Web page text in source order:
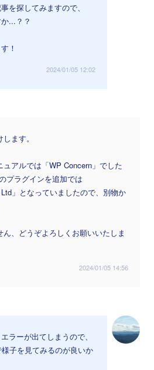
を探してみますので、
...？？
！
2024/01/05 12:02
ます。
ュアルでは「WP Concern」でした
プラグインを追加では
Ltd」となっていましたので、別物か
ん、どうぞよろしくお願いいたしま
2024/01/05 14:56
ラーが出てしまうので、
子を見てみるのが良いか